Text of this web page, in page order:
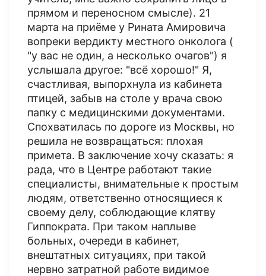
прямом и переносном смысле). 21
марта на приёме у Рината Амировича
вопреки вердикту местного онколога (
"у вас не один, а несколько очагов") я
услышала другое: "всё хорошо!" Я,
счастливая, выпорхнула из кабинета
птицей, забыв на столе у врача свою
папку с медицинскими документами.
Спохватилась по дороге из Москвы, но
решила не возвращаться: плохая
примета. В заключение хочу сказать: я
рада, что в Центре работают такие
специалисты, внимательные к простым
людям, ответственно относящиеся к
своему делу, соблюдающие клятву
Гиппократа. При таком наплыве
больных, очереди в кабинет,
внештатных ситуациях, при такой
нервно затратной работе видимое